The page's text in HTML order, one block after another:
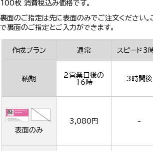
100枚 消費税込み価格です。
裏面のご指定は先に表面のみでご注文ください。
で裏面のご指定とご入力ができます。
作成プラン 通常 スピード3
納期
2営業日後の
16時
3時間後
表面のみ
3,080円 -